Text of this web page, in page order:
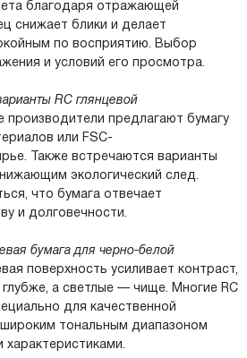
благодаря отражающей
снижает блики и делает
по восприятию. Выбор
и условий его просмотра.
RC глянцевой
производители предлагают бумагу
или FSC-
Также встречаются варианты
экологический след.
что бумага отвечает
и долговечности.
бумага для черно-белой
поверхность усиливает контраст,
а светлые — чище. Многие RC
для качественной
тональным диапазоном